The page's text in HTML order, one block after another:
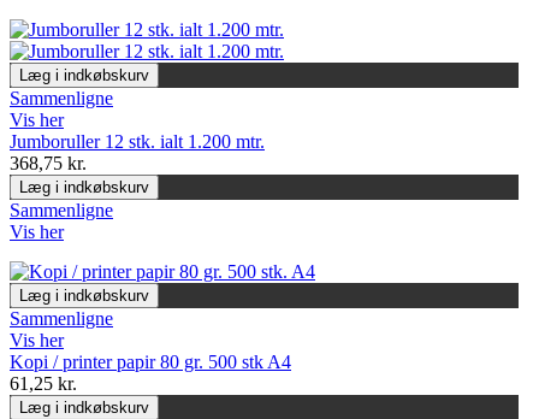
Læg i indkøbskurv
Sammenligne
Vis her
Jumboruller 12 stk. ialt 1.200 mtr.
368,75 kr.
Læg i indkøbskurv
Sammenligne
Vis her
Læg i indkøbskurv
Sammenligne
Vis her
Kopi / printer papir 80 gr. 500 stk A4
61,25 kr.
Læg i indkøbskurv